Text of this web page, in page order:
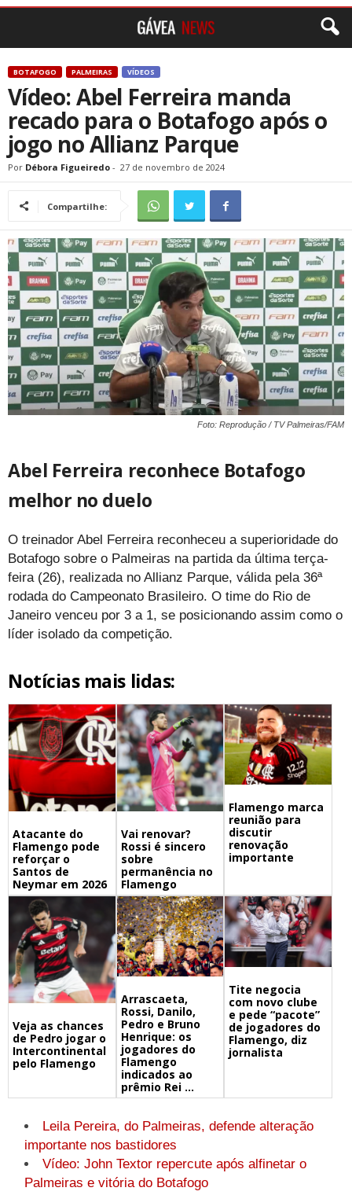
BOTAFOGO PALMEIRAS VÍDEOS
Vídeo: Abel Ferreira manda
recado para o Botafogo após o
jogo no Allianz Parque
Por Débora Figueiredo - 27 de novembro de 2024
Compartilhe:
Foto: Reprodução / TV Palmeiras/FAM
Abel Ferreira reconhece Botafogo
melhor no duelo
O treinador Abel Ferreira reconheceu a superioridade do
Botafogo sobre o Palmeiras na partida da última terça-
feira (26), realizada no Allianz Parque, válida pela 36ª
rodada do Campeonato Brasileiro. O time do Rio de
Janeiro venceu por 3 a 1, se posicionando assim como o
líder isolado da competição.
Notícias mais lidas:
Atacante do
Flamengo pode
reforçar o
Santos de
Neymar em 2026
Vai renovar?
Rossi é sincero
sobre
permanência no
Flamengo
Flamengo marca
reunião para
discutir
renovação
importante
Veja as chances
de Pedro jogar o
Intercontinental
pelo Flamengo
Arrascaeta,
Rossi, Danilo,
Pedro e Bruno
Henrique: os
jogadores do
Flamengo
indicados ao
prêmio Rei ...
Tite negocia
com novo clube
e pede “pacote”
de jogadores do
Flamengo, diz
jornalista
Leila Pereira, do Palmeiras, defende alteração
importante nos bastidores
Vídeo: John Textor repercute após alfinetar o
Palmeiras e vitória do Botafogo